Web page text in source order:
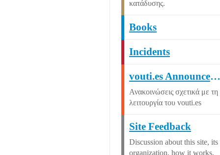
κατάδυσης.
Books
Incidents
vouti.es Announcements
Ανακοινώσεις σχετικά με τη
λειτουργία του vouti.es
Site Feedback
Discussion about this site, its
organization, how it works,